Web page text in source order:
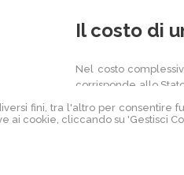
fini, tra l'altro per consentire
ai cookie, cliccando su 'Gestisci
Il costo di
Nel costo
corrisponde allo
rappresenta solo
Considerazioni
per più di cinquanta